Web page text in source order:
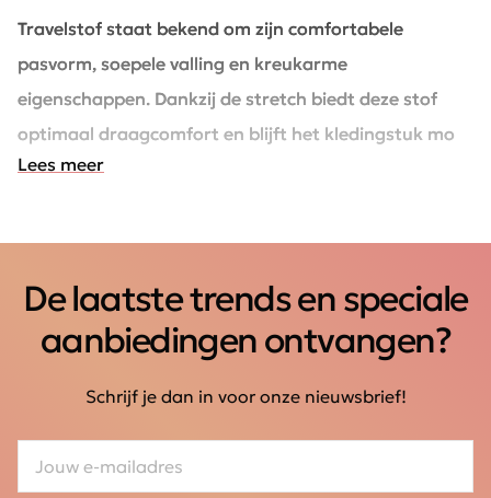
Travelstof staat bekend om zijn comfortabele
pasvorm, soepele valling en kreukarme
eigenschappen. Dankzij de stretch biedt deze stof
optimaal draagcomfort en blijft het kledingstuk mooi
in model. Perfect voor elke dag én onderweg.
Lees meer
De laatste trends en speciale
aanbiedingen ontvangen?
Schrijf je dan in voor onze nieuwsbrief!